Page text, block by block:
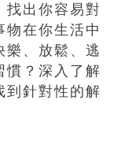
找出你容易對
物在你生活中
樂、放鬆、逃
慣？深入了解
到針對性的解